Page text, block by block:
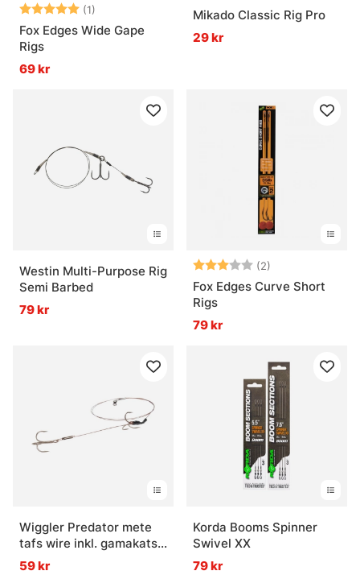
Betyg: (1)
5.0 utav 5 stjärnor
Fox Edges Wide Gape
Rigs
69 kr
Mikado Classic Rig Pro
29 kr
Westin Multi-Purpose Rig
Semi Barbed
79 kr
Betyg: (2)
Fox Edges Curve Short
Rigs
79 kr
Wiggler Predator mete
tafs wire inkl. gamakatsu
krok
59 kr
Korda Booms Spinner
Swivel XX
79 kr